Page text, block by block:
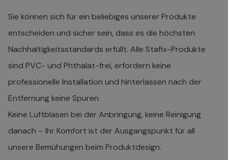
Sie können sich für ein beliebiges unserer Produkte
entscheiden und sicher sein, dass es die höchsten
Nachhaltigkeitsstandards erfüllt. Alle Stafix-Produkte
sind PVC- und Phthalat-frei, erfordern keine
professionelle Installation und hinterlassen nach der
Entfernung keine Spuren.
Keine Luftblasen bei der Anbringung, keine Reinigung
danach – Ihr Komfort ist der Ausgangspunkt für all
unsere Bemühungen beim Produktdesign.